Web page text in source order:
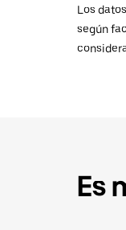
Los
según
Es